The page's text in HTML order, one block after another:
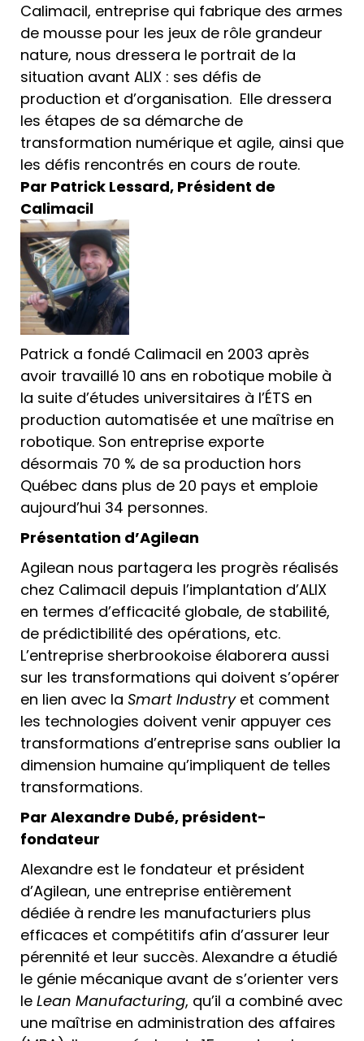
Calimacil, entreprise qui fabrique des armes
de mousse pour les jeux de rôle grandeur
nature, nous dressera le portrait de la
situation avant ALIX : ses défis de
production et d’organisation. Elle dressera
les étapes de sa démarche de
transformation numérique et agile, ainsi que
les défis rencontrés en cours de route.
Par Patrick Lessard, Président de
Calimacil
Patrick a fondé Calimacil en 2003 après
avoir travaillé 10 ans en robotique mobile à
la suite d’études universitaires à l’ÉTS en
production automatisée et une maîtrise en
robotique. Son entreprise exporte
désormais 70 % de sa production hors
Québec dans plus de 20 pays et emploie
aujourd’hui 34 personnes.
Présentation d’Agilean
Agilean nous partagera les progrès réalisés
chez Calimacil depuis l’implantation d’ALIX
en termes d’efficacité globale, de stabilité,
de prédictibilité des opérations, etc.
L’entreprise sherbrookoise élaborera aussi
sur les transformations qui doivent s’opérer
en lien avec la Smart Industryet comment
les technologies doivent venir appuyer ces
transformations d’entreprise sans oublier la
dimension humaine qu’impliquent de telles
transformations.
Par Alexandre Dubé, président-
fondateur
Alexandre est le fondateur et président
d’Agilean, une entreprise entièrement
dédiée à rendre les manufacturiers plus
efficaces et compétitifs afin d’assurer leur
pérennité et leur succès. Alexandre a étudié
le génie mécanique avant de s’orienter vers
le Lean Manufacturing, qu’il a combiné avec
une maîtrise en administration des affaires